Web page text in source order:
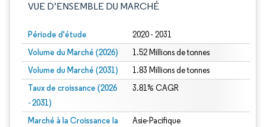
VUE D’ENSEMBLE DU MARCHÉ
Période d'étude 2020 - 2031
Volume du Marché (2026) 1.52 Millions de tonnes
Volume du Marché (2031) 1.83 Millions de tonnes
Taux de croissance (2026
- 2031)
3.81% CAGR
Marché à la Croissance la
Asie-Pacifique